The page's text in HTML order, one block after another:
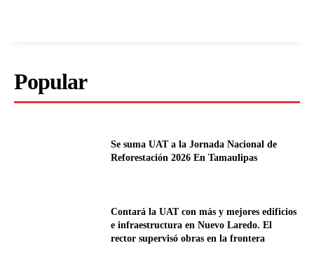
Popular
Se suma UAT a la Jornada Nacional de
Reforestación 2026 En Tamaulipas
Contará la UAT con más y mejores edificios
e infraestructura en Nuevo Laredo. El
rector supervisó obras en la frontera